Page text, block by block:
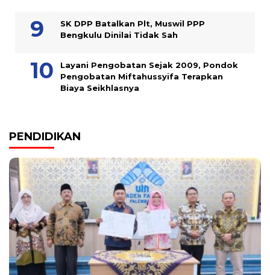
SK DPP Batalkan Plt, Muswil PPP
Bengkulu Dinilai Tidak Sah
Layani Pengobatan Sejak 2009, Pondok
Pengobatan Miftahussyifa Terapkan
Biaya Seikhlasnya
PENDIDIKAN